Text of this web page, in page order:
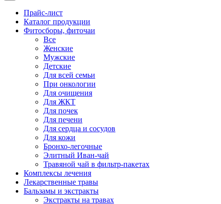
Прайс-лист
Каталог продукции
Фитосборы, фиточаи
Все
Женские
Мужские
Детские
Для всей семьи
При онкологии
Для очищения
Для ЖКТ
Для почек
Для печени
Для сердца и сосудов
Для кожи
Бронхо-легочные
Элитный Иван-чай
Травяной чай в фильтр-пакетах
Комплексы лечения
Лекарственные травы
Бальзамы и экстракты
Экстракты на травах